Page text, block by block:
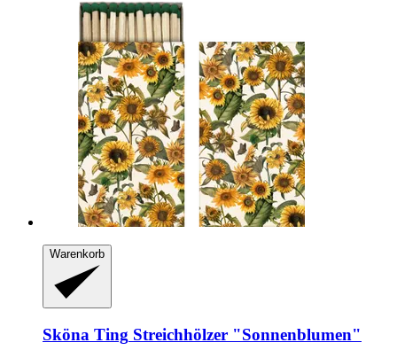
Warenkorb
Sköna Ting Streichhölzer "Sonnenblumen"